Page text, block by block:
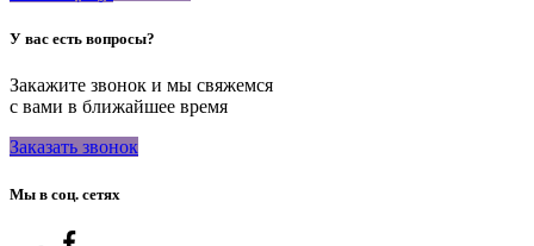
У вас есть вопросы?
Закажите звонок и мы свяжемся
с вами в ближайшее время
Заказать звонок
Мы в соц. сетях